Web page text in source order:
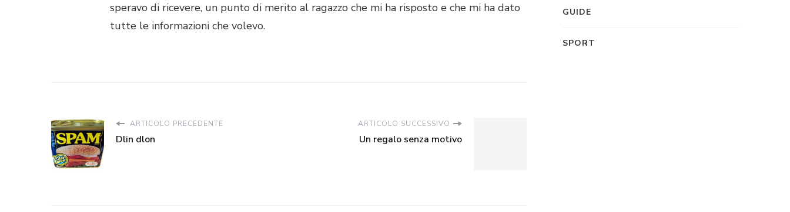
speravo di ricevere, un punto di merito al ragazzo che mi ha risposto e che mi ha dato
tutte le informazioni che volevo.
ARTICOLO PRECEDENTE
Dlin dlon
ARTICOLO SUCCESSIVO
Un regalo senza motivo
GUIDE
SPORT